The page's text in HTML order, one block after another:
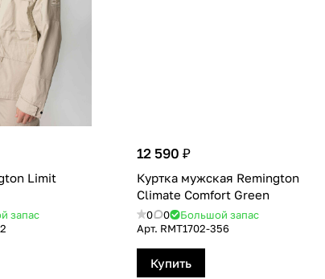
Limit
запас
12 590 ₽
Куртка мужская Remington
Сlimate Сomfort Green
0 0
Большой запас
Арт. RMТ1702-356
Купить